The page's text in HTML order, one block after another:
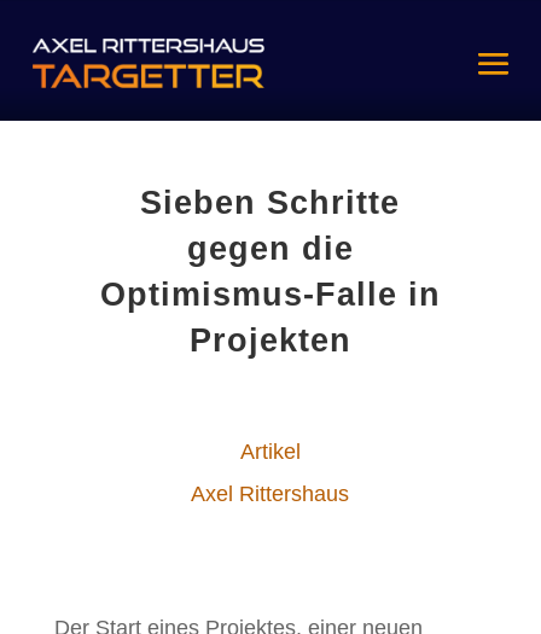
Sieben Schritte
gegen die
Optimismus-Falle in
Projekten
Artikel
Axel Rittershaus
Der Start eines Projektes, einer neuen